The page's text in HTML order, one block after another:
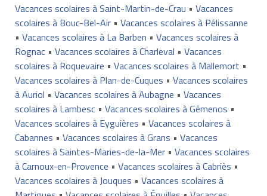
Vacances scolaires à Saint-Martin-de-Crau • Vacances
scolaires à Bouc-Bel-Air• Vacances scolaires à Pélissanne
• Vacances scolaires à La Barben • Vacances scolaires à
Rognac• Vacances scolaires à Charleval • Vacances
scolaires à Roquevaire • Vacances scolaires à Mallemort •
Vacances scolaires à Plan-de-Cuques • Vacances scolaires
à Auriol • Vacances scolaires à Aubagne • Vacances
scolaires à Lambesc• Vacances scolaires à Gémenos •
Vacances scolaires à Eyguières • Vacances scolaires à
Cabannes • Vacances scolaires à Grans • Vacances
scolaires à Saintes-Maries-de-la-Mer• Vacances scolaires
à Carnoux-en-Provence • Vacances scolaires à Cabriès •
Vacances scolaires à Jouques • Vacances scolaires à